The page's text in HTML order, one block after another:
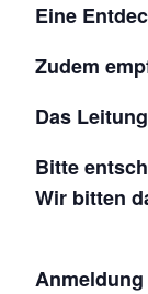
Eine
Zudem
Das
Bitte
Wir bitten